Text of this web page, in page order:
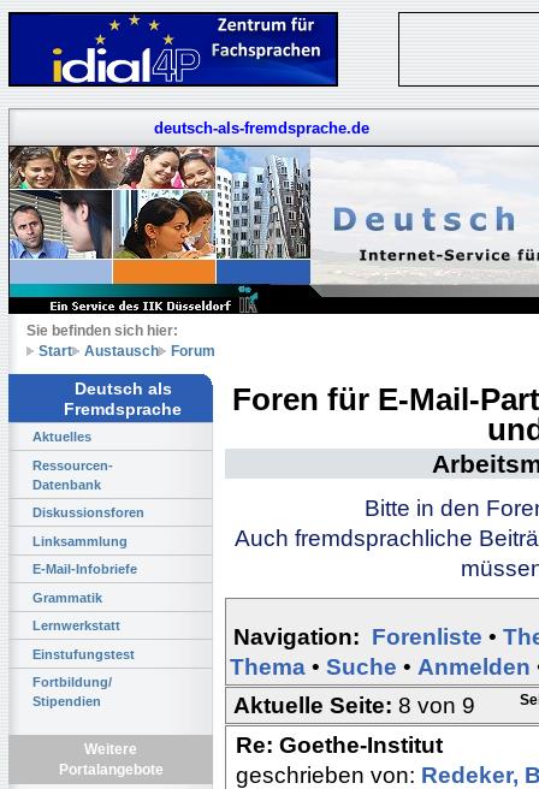
deutsch-als-fremdsprache.de
Sie befinden sich hier:
Start
Austausch Forum
Deutsch als
Fremdsprache
Aktuelles
Ressourcen-
Datenbank
Diskussionsforen
Linksammlung
E-Mail-Infobriefe
Grammatik
Lernwerkstatt
Einstufungstest
Fortbildung/
Stipendien
Weitere
Portalangebote
Foren für E-Mail-
Bitte in den
Auch fremdsprachliche
Navigation: Forenliste •
Thema • Suche • Anmelden
Aktuelle Seite: 8 von 9
Re: Goethe-Institut
geschrieben von: Redeker,